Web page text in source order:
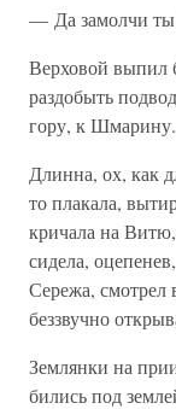
— Да замолчи
Верховой выпил
раздобыть
гору, к Шмарину.
Длинна, ох, как
то плакала,
кричала на
сидела,
Сережа, смотрел
беззвучно
Землянки на
бились под